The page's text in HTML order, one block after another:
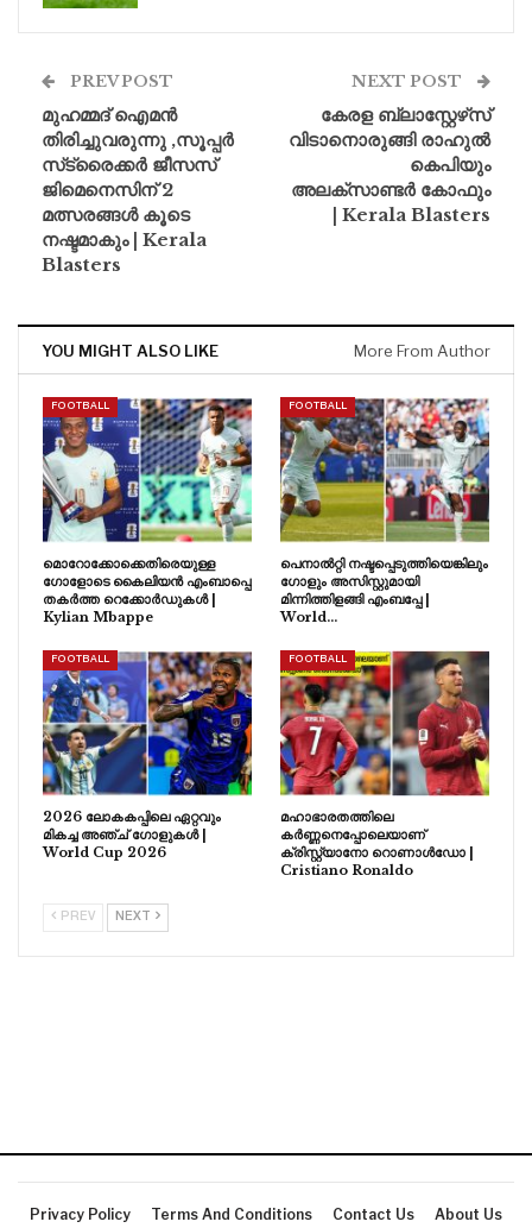
PREV POST
മുഹമ്മദ് ഐമൻ
തിരിച്ചുവരുന്നു ,സൂപ്പർ
സ്‌ട്രൈക്കർ ജീസസ്
ജിമെനെസിന് 2
മത്സരങ്ങൾ കൂടെ
നഷ്ടമാകും | Kerala
Blasters
NEXT POST
കേരള ബ്ലാസ്റ്റേഴ്‌സ്
വിടാനൊരുങ്ങി രാഹുൽ
കെപിയും
അലക്സാണ്ടർ കോഫും
| Kerala Blasters
YOU MIGHT ALSO LIKE More From Author
FOOTBALL
മൊറോക്കോക്കെതിരെയുള്ള
ഗോളോടെ കൈലിയൻ എംബാപ്പെ
തകർത്ത റെക്കോർഡുകൾ |
Kylian Mbappe
FOOTBALL
പെനാൽറ്റി നഷ്ടപ്പെടുത്തിയെങ്കിലും
ഗോളും അസിസ്റ്റുമായി
മിന്നിത്തിളങ്ങി എംബപ്പേ |
World…
FOOTBALL
2026 ലോകകപ്പിലെ ഏറ്റവും
മികച്ച അഞ്ച് ഗോളുകൾ |
World Cup 2026
FOOTBALL
മഹാഭാരതത്തിലെ
കർണ്ണനെപ്പോലെയാണ്
ക്രിസ്റ്റ്യാനോ റൊണാൾഡോ |
Cristiano Ronaldo
PREV NEXT
Privacy Policy Terms And Conditions Contact Us About Us